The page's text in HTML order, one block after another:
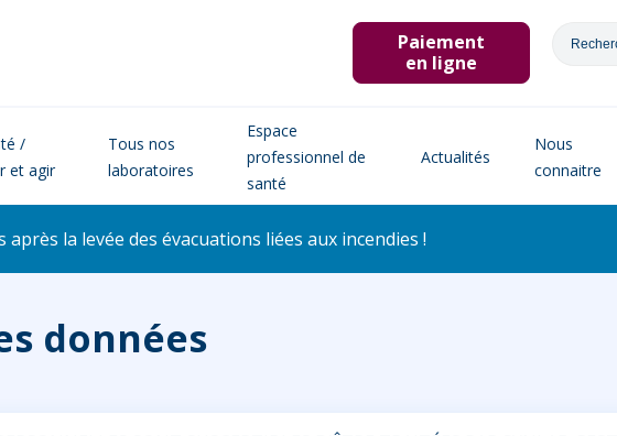
Paiement
en ligne
/
et agir
Tous nos
laboratoires
Espace
professionnel de
santé
Actualités
Nous
connaitre
la levée des évacuations liées aux incendies !
données